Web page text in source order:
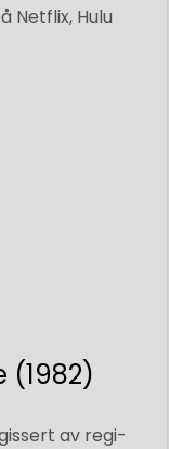
Netflix, Hulu
(1982)
av regi-